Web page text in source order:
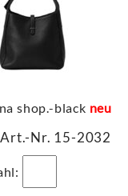
shop.-black neu
Art.-Nr. 15-2032